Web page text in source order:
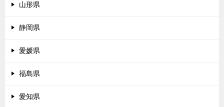
山形県
静岡県
愛媛県
福島県
愛知県